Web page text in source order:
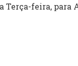
Terça-feira, para